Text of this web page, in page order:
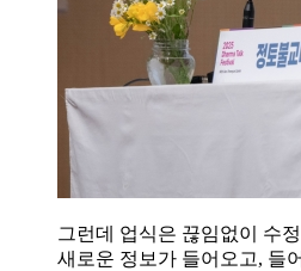
그런데 업식은 끊임없이 수
새로운 정보가 들어오고, 들